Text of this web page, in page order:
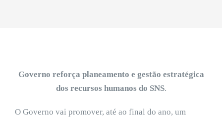
Governo reforça planeamento e gestão estratégica
dos recursos humanos do SNS.
O Governo vai promover, até ao final do ano, um